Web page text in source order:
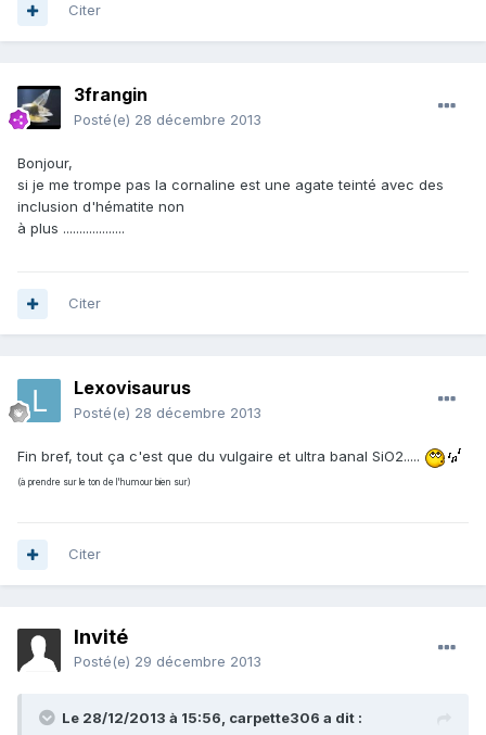
Citer
3frangin
Posté(e) 28 décembre 2013
Bonjour,
si je me trompe pas la cornaline est une agate teinté avec des
inclusion d'hématite non
à plus ...................
Citer
Lexovisaurus
Posté(e) 28 décembre 2013
Fin bref, tout ça c'est que du vulgaire et ultra banal SiO2.....
(à prendre sur le ton de l'humour bien sur)
Citer
Invité
Posté(e) 29 décembre 2013
Le 28/12/2013 à 15:56, carpette306 a dit :